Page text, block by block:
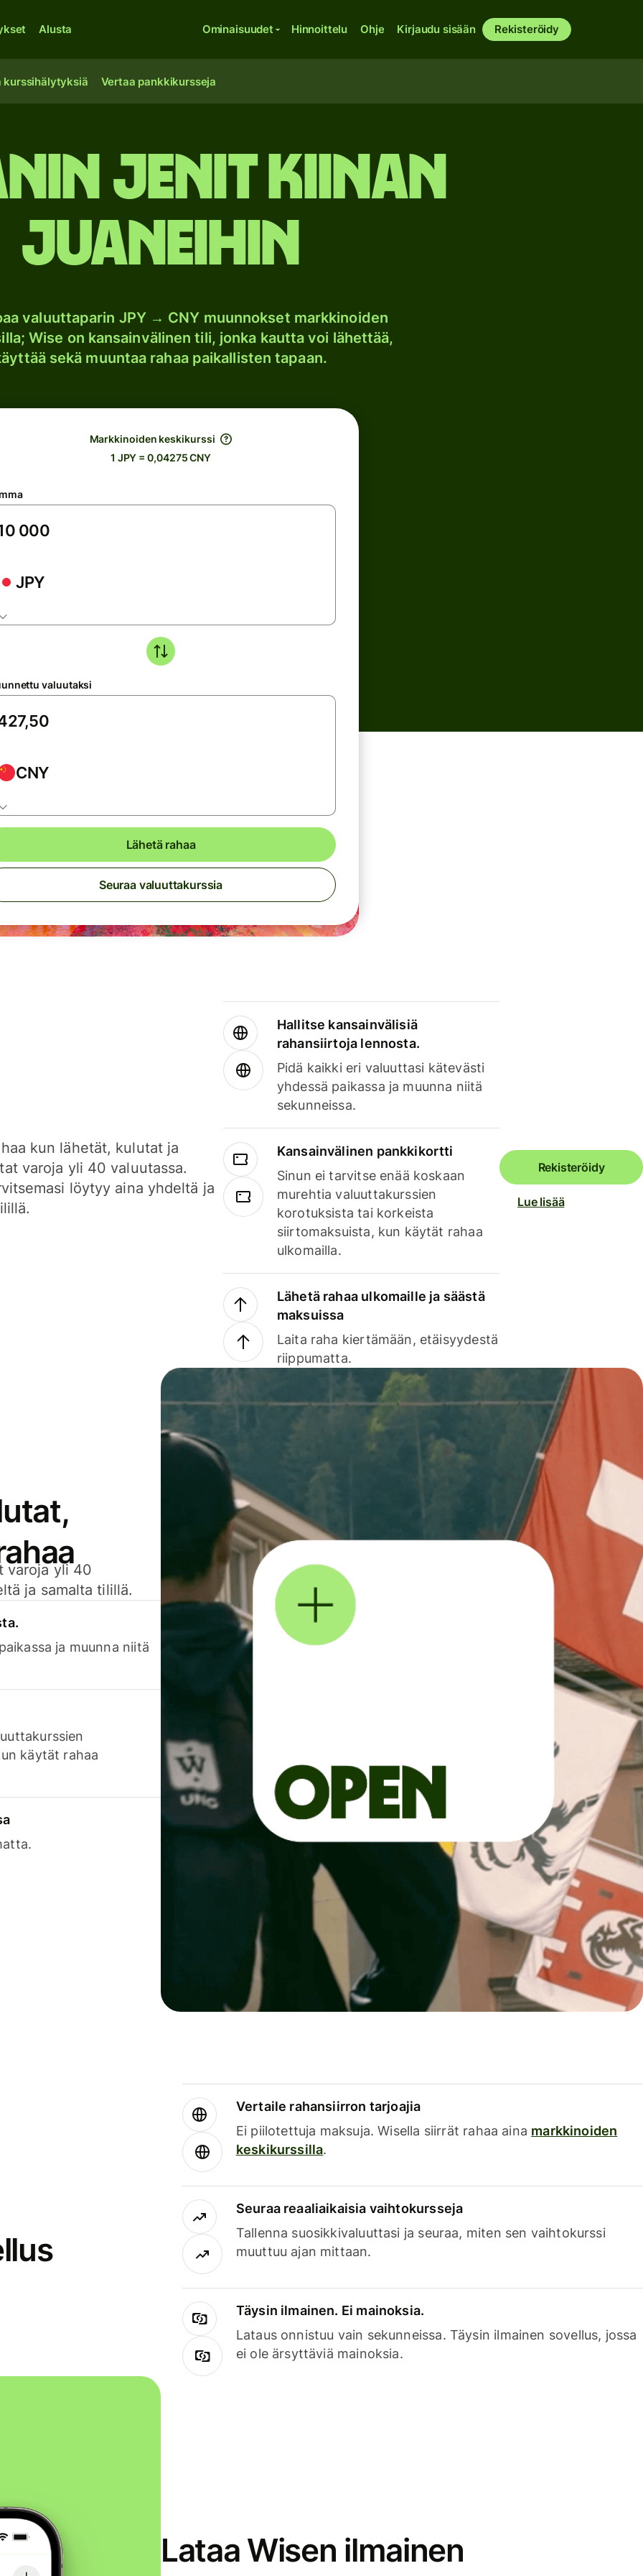
Alusta Ominaisuudet Hinnoittelu Ohje Kirjaudu sisään Rekisteröidy
kurssihälytyksiä Vertaa pankkikursseja
jenit Kiinan
juaneihin
valuuttaparin JPY → CNY muunnokset markkinoiden
Wise on kansainvälinen tili, jonka kautta voi lähettää,
sekä muuntaa rahaa paikallisten tapaan.
Markkinoiden keskikurssi
1 JPY = 0,04275 CNY
JPY
valuutaksi
CNY
Lähetä rahaa
Seuraa valuuttakurssia
kun lähetät, kulutat ja
varoja yli 40 valuutassa.
löytyy aina yhdeltä ja
Hallitse kansainvälisiä
rahansiirtoja lennosta.
Pidä kaikki eri valuuttasi kätevästi
yhdessä paikassa ja muunna niitä
sekunneissa.
Kansainvälinen pankkikortti
Sinun ei tarvitse enää koskaan
murehtia valuuttakurssien
korotuksista tai korkeista
siirtomaksuista, kun käytät rahaa
ulkomailla.
Lähetä rahaa ulkomaille ja säästä
maksuissa
Laita raha kiertämään, etäisyydestä
riippumatta.
Rekisteröidy
Lue lisää
varoja yli 40
ja samalta tilillä.
ja muunna niitä
käytät rahaa
Vertaile rahansiirron tarjoajia
Ei piilotettuja maksuja. Wisella siirrät rahaa aina markkinoiden
keskikurssilla.
Seuraa reaaliaikaisia vaihtokursseja
Tallenna suosikkivaluuttasi ja seuraa, miten sen vaihtokurssi
muuttuu ajan mittaan.
Täysin ilmainen. Ei mainoksia.
Lataus onnistuu vain sekunneissa. Täysin ilmainen sovellus, jossa
ei ole ärsyttäviä mainoksia.
Lataa Wisen ilmainen